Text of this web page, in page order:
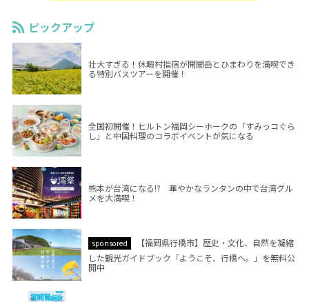
ピックアップ
壮大すぎる！休暇村指宿が開聞岳とひまわりを満喫でき
る特別バスツアーを開催！
全国初開催！ヒルトン福岡シーホークの「すみっコぐら
し」と中国料理のコラボイベントが気になる
熊本が台湾になる!? 華やかなランタンの中で台湾グル
メを大満喫！
sponsored
【福岡県行橋市】歴史・文化、自然を凝縮
した観光ガイドブック「ようこそ、行橋へ。」を無料公
開中